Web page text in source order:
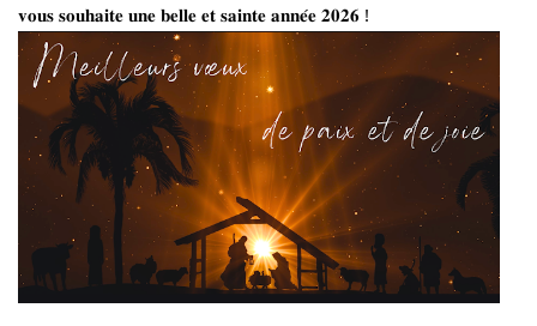
𝐯𝐨𝐮𝐬 𝐬𝐨𝐮𝐡𝐚𝐢𝐭𝐞 𝐮𝐧𝐞 𝐛𝐞𝐥𝐥𝐞 𝐞𝐭 𝐬𝐚𝐢𝐧𝐭𝐞 𝐚𝐧𝐧𝐞́𝐞 𝟐𝟎𝟐𝟔 !